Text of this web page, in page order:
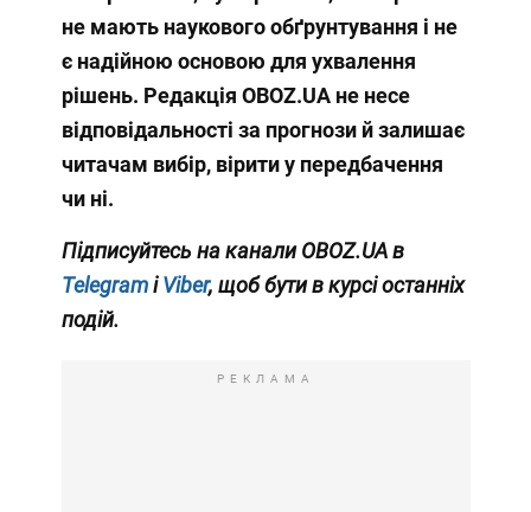
не мають наукового обґрунтування і не
є надійною основою для ухвалення
рішень. Редакція OBOZ.UA не несе
відповідальності за прогнози й залишає
читачам вибір, вірити у передбачення
чи ні.
Підписуйтесь на канали OBOZ.UA в
TelegramіViber, щоб бути в курсі останніх
подій.
РЕКЛАМА